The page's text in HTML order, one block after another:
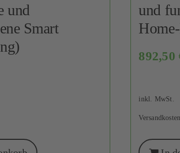
und
Smart
und
892,50
inkl. MwSt.
Versandkosten